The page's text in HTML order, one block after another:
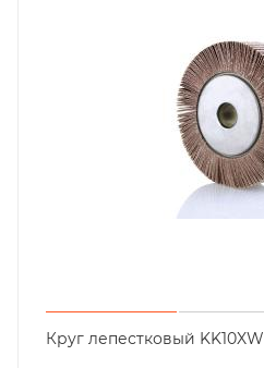
Круг лепестковый KK10XW